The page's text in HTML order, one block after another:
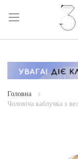
Skip
Content
Головна
Чоловіча каблучка з